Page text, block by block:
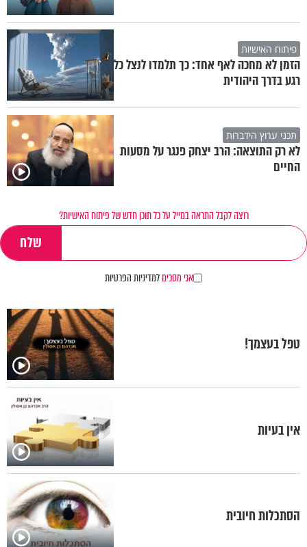
פיתוח האישיות
הזמן לא מחכה לאף אחד: כך תלמדו לנצל כל
רגע בדרך היהודית
תכני ערוץ הידברות
לא רק התוצאה: הרב יצחק פנגר על מסעות
החיים
רוצה לקבל התראה במייל על כל תוכן חדש של פיתוח האישיות?
אני מסכיםלמדיניות הפרטיות
טפל בעצמך!
אין בעיות
הסתכלות חיובית